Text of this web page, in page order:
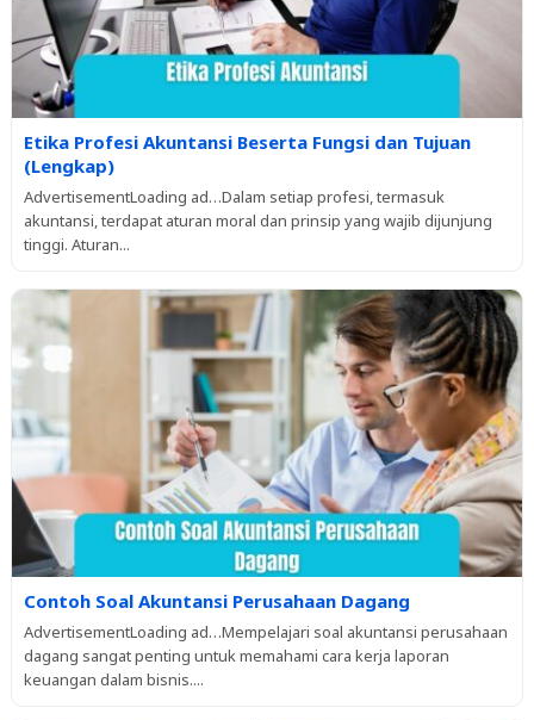
Etika Profesi Akuntansi Beserta Fungsi dan Tujuan
(Lengkap)
AdvertisementLoading ad…Dalam setiap profesi, termasuk
akuntansi, terdapat aturan moral dan prinsip yang wajib dijunjung
tinggi. Aturan...
Contoh Soal Akuntansi Perusahaan Dagang
AdvertisementLoading ad…Mempelajari soal akuntansi perusahaan
dagang sangat penting untuk memahami cara kerja laporan
keuangan dalam bisnis....